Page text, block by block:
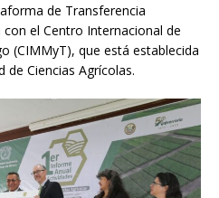
de Transferencia
el Centro Internacional de
(CIMMyT), que está establecida
de Ciencias Agrícolas.